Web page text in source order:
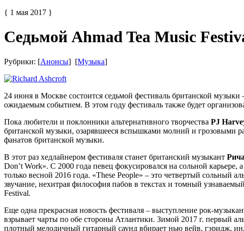
{ 1 мая 2017 }
Седьмой Ahmad Tea Music
Рубрики: [Анонсы] [Музыка]
24 июня в Москве состоится седьмой фестиваль британской музыки
ожидаемым событием. В этом году фестиваль также будет
Пока любители и поклонники альтернативного творчества PJ
британской музыки, озарявшееся вспышками молний и грозовыми
фанатов британской музыки.
В этот раз хедлайнером фестиваля станет британский музыкант
Don’t Work». С 2000 года певец фокусировался на сольной
только весной 2016 года. «These People» – это четвертый сольный
звучание, нехитрая философия пабов в текстах и томный
Festival.
Еще одна прекрасная новость фестиваля – выступление рок-
взрывает чарты по обе стороны Атлантики. Зимой 2017 г. первый
плотный мелодичный гитарный саунд вбирает нью вейв, гэридж,